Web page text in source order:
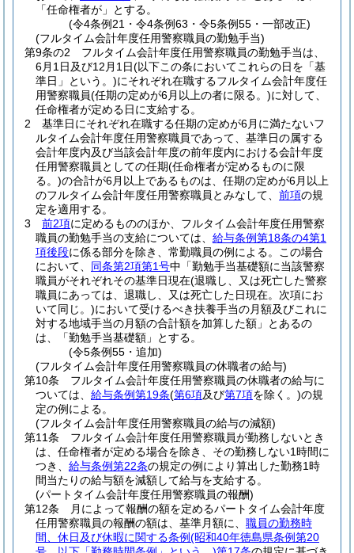
「任命権者が」とする。
(令4条例21・令4条例63・令5条例55・一部改正)
(フルタイム会計年度任用警察職員の勤勉手当)
第9条の2
フルタイム会計年度任用警察職員の勤勉手当は、
6月1日及び12月1日(以下この条においてこれらの日を「基
準日」という。)にそれぞれ在職するフルタイム会計年度任
用警察職員(任期の定めが6月以上の者に限る。)に対して、
任命権者が定める日に支給する。
2
基準日にそれぞれ在職する任期の定めが6月に満たないフ
ルタイム会計年度任用警察職員であって、基準日の属する
会計年度内及び当該会計年度の前年度内における会計年度
任用警察職員としての任期(任命権者が定めるものに限
る。)の合計が6月以上であるものは、任期の定めが6月以上
のフルタイム会計年度任用警察職員とみなして、 前項の規
定を適用する。
3
前2項に定めるもののほか、フルタイム会計年度任用警察
職員の勤勉手当の支給については、 給与条例第18条の4第1
項後段に係る部分を除き、常勤職員の例による。
この場合
において、 同条第2項第1号中「勤勉手当基礎額に当該警察
職員がそれぞれその基準日現在(退職し、又は死亡した警察
職員にあっては、退職し、又は死亡した日現在。次項にお
いて同じ。)において受けるべき扶養手当の月額及びこれに
対する地域手当の月額の合計額を加算した額」とあるの
は、「勤勉手当基礎額」とする。
(令5条例55・追加)
(フルタイム会計年度任用警察職員の休職者の給与)
第10条
フルタイム会計年度任用警察職員の休職者の給与に
ついては、 給与条例第19条(第6項及び第7項を除く。)の規
定の例による。
(フルタイム会計年度任用警察職員の給与の減額)
第11条
フルタイム会計年度任用警察職員が勤務しないとき
は、任命権者が定める場合を除き、その勤務しない1時間に
つき、 給与条例第22条の規定の例により算出した勤務1時
間当たりの給与額を減額して給与を支給する。
(パートタイム会計年度任用警察職員の報酬)
第12条
月によって報酬の額を定めるパートタイム会計年度
任用警察職員の報酬の額は、基準月額に、 職員の勤務時
間、休日及び休暇に関する条例(昭和40年徳島県条例第20